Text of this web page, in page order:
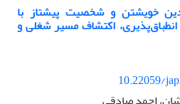
خویشتن و شخصیت پیشتاز با
اکتشاف مسیر شغلی و
10.22059/